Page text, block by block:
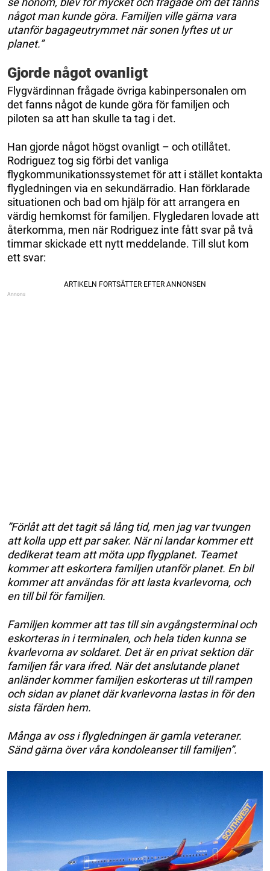
något man kunde göra. Familjen ville gärna vara
utanför bagageutrymmet när sonen lyftes ut ur
planet.”
Gjorde något ovanligt
Flygvärdinnan frågade övriga kabinpersonalen om
det fanns något de kunde göra för familjen och
piloten sa att han skulle ta tag i det.
Han gjorde något högst ovanligt – och otillåtet.
Rodriguez tog sig förbi det vanliga
flygkommunikationssystemet för att i stället kontakta
flygledningen via en sekundärradio. Han förklarade
situationen och bad om hjälp för att arrangera en
värdig hemkomst för familjen. Flygledaren lovade att
återkomma, men när Rodriguez inte fått svar på två
timmar skickade ett nytt meddelande. Till slut kom
ett svar:
”Förlåt att det tagit så lång tid, men jag var tvungen
att kolla upp ett par saker. När ni landar kommer ett
dedikerat team att möta upp flygplanet. Teamet
kommer att eskortera familjen utanför planet. En bil
kommer att användas för att lasta kvarlevorna, och
en till bil för familjen.
Familjen kommer att tas till sin avgångsterminal och
eskorteras in i terminalen, och hela tiden kunna se
kvarlevorna av soldaret. Det är en privat sektion där
familjen får vara ifred. När det anslutande planet
anländer kommer familjen eskorteras ut till rampen
och sidan av planet där kvarlevorna lastas in för den
sista färden hem.
Många av oss i flygledningen är gamla veteraner.
Sänd gärna över våra kondoleanser till familjen”.